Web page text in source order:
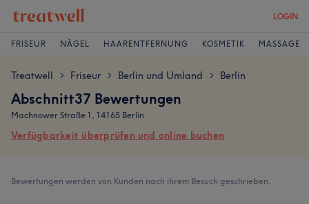
LOGIN
FRISEUR NÄGEL HAARENTFERNUNG KOSMETIK MASSAGE
Treatwell > Friseur > Berlin und Umland > Berlin
Abschnitt37 Bewertungen
Machnower Straße 1, 14165 Berlin
Verfügbarkeit überprüfen und online buchen
Bewertungen werden von Kunden nach ihrem Besuch geschrieben.